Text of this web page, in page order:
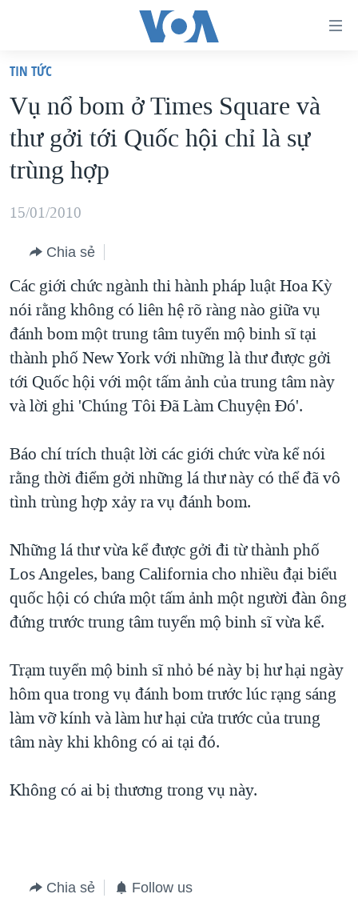
truy
cập
Tới
nội
chính
hướng
chính
Đi
tới
"Tìm"
VIỆT NAM
HOA KỲ
BIỂN ĐÔNG
THẾ GIỚI
DIỄN ĐÀN
MỤC
TỰ DO BÁO CHÍ
VẠCH TRẦN TIN GIẢ
NGƯỜI VIỆT HẢI NGOẠI
ĐỜI SỐNG
KHOA HỌC
SỨC KHOẺ
THỂ THAO
GIÁO DỤC
CHUYÊN ĐỀ
CHIẾN TRANH THƯƠNG MẠI CỦA MỸ: QUÁ KHỨ VÀ HIỆN
TẠI
HÀNH TRÌNH BẦU CỬ 2024
GIẢI MÃ VÀNH ĐAI & CON ĐƯỜNG
NGÀY TỊ NẠN THẾ GIỚI
TRỊNH VĨNH BÌNH - NGƯỜI HẠ 'BÊN THẮNG CUỘC'
CÁC GIÁ TRỊ CỘNG HÒA Ở VIỆT NAM
THƯỢNG ĐỈNH TRUMP-KIM TẠI VIỆT NAM
NGƯ DÂN VIỆT VÀ LÀN SÓNG TRỘM HẢI SÂM
QUAN HỆ VIỆT MỸ
HỌC TIẾNG ANH
VIDEO
NGHE
MẠNG XÃ HỘI
TIN TỨC
Vụ nổ bom ở Times Square và
thư gởi tới Quốc hội chỉ là sự
trùng hợp
15/01/2010
Chia sẻ
Các giới chức ngành thi hành pháp luật Hoa Kỳ
nói rằng không có liên hệ rõ ràng nào giữa vụ
đánh bom một trung tâm tuyển mộ binh sĩ tại
thành phố New York với những là thư được gởi
tới Quốc hội với một tấm ảnh của trung tâm này
và lời ghi 'Chúng Tôi Ðã Làm Chuyện Đó'.
Báo chí trích thuật lời các giới chức vừa kể nói
rằng thời điểm gởi những lá thư này có thể đã vô
tình trùng hợp xảy ra vụ đánh bom.
Những lá thư vừa kể được gởi đi từ thành phố
Los Angeles, bang California cho nhiều đại biểu
quốc hội có chứa một tấm ảnh một người đàn ông
đứng trước trung tâm tuyển mộ binh sĩ vừa kể.
Trạm tuyển mộ binh sĩ nhỏ bé này bị hư hại ngày
hôm qua trong vụ đánh bom trước lúc rạng sáng
làm vỡ kính và làm hư hại cửa trước của trung
tâm này khi không có ai tại đó.
Không có ai bị thương trong vụ này.
Chia sẻ Follow us